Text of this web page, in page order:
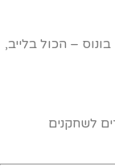
– הכול בלייב,
לשחקנים